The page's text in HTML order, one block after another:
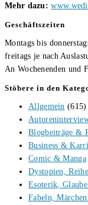
Mehr dazu:
Geschäftszeiten
Montags bis
freitags je nach
An Wochenenden und
Stöbere in den
Allgemein (615)
Blogbeiträge &
Business &
Comic & Manga
Dystopien,
Esoterik,
Fabeln,